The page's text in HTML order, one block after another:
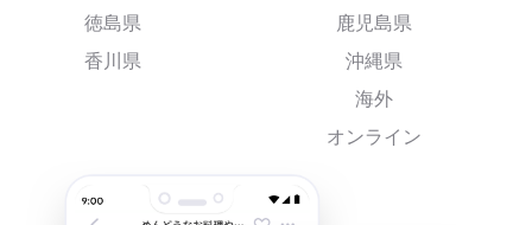
徳島県
香川県
鹿児島県
沖縄県
海外
オンライン